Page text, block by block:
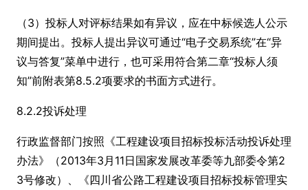
（3）投标人对评标结果如有异议，应在中标候选人公示
期间提出。投标人提出异议可通过“电子交易系统”在“异
议与答复”菜单中进行，也可采用符合第二章“投标人须
知”前附表第8.5.2项要求的书面方式进行。
8.2.2投诉处理
行政监督部门按照《工程建设项目招标投标活动投诉处理
办法》（2013年3月11日国家发展改革委等九部委令第2
3号修改）、《四川省公路工程建设项目招标投标管理实